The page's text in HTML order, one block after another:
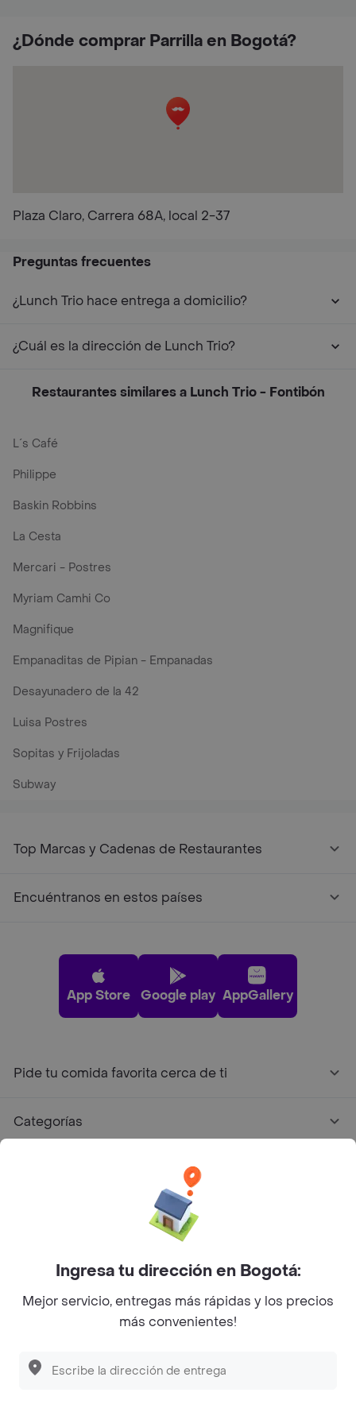
¿Dónde comprar Parrilla en Bogotá?
Plaza Claro, Carrera 68A, local 2-37
Preguntas frecuentes
¿Lunch Trio hace entrega a domicilio?
¿Cuál es la dirección de Lunch Trio?
Restaurantes similares a Lunch Trio - Fontibón
L´s Café
Philippe
Baskin Robbins
La Cesta
Mercari - Postres
Myriam Camhi Co
Magnifique
Empanaditas de Pipian - Empanadas
Desayunadero de la 42
Luisa Postres
Sopitas y Frijoladas
Subway
Top Marcas y Cadenas de Restaurantes
Encuéntranos en estos países
App Store Google play AppGallery
Pide tu comida favorita cerca de ti
Categorías
Facebook
Twitter
Instagram
©2026Rappi Inc. All rights reserved.
Ingresa tu dirección en Bogotá:
Mejor servicio, entregas más rápidas y los precios
más convenientes!